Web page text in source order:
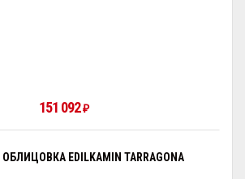
151 092 ₽
EDILKAMIN TARRAGONA